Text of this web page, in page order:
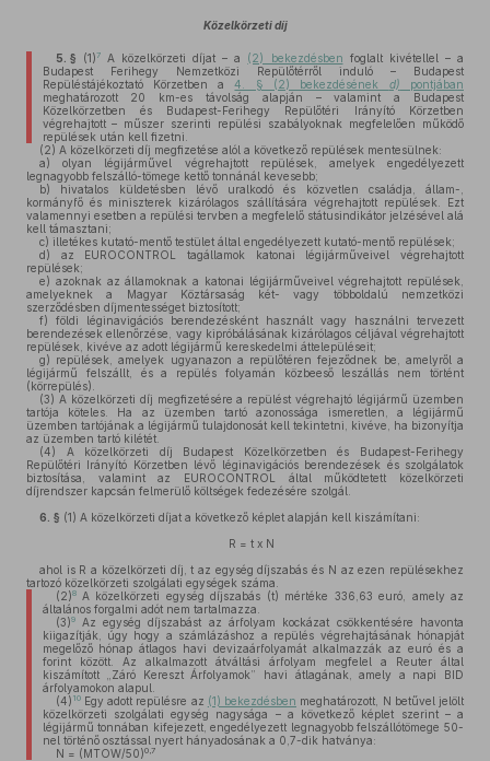
Közelkörzeti díj
5. § (1)7A közelkörzeti díjat – a (2) bekezdésben foglalt kivétellel – a
Budapest Ferihegy Nemzetközi Repülőtérről induló – Budapest
Repüléstájékoztató Körzetben a4. § (2) bekezdésének d) pontjában
meghatározott 20 km-es távolság alapján – valamint a Budapest
Közelkörzetben és Budapest-Ferihegy Repülőtéri Irányító Körzetben
végrehajtott – műszer szerinti repülési szabályoknak megfelelően működő
repülések után kell fizetni.
(2) A közelkörzeti díj megfizetése alól a következő repülések mentesülnek:
a) olyan légijárművel végrehajtott repülések, amelyek engedélyezett
legnagyobb felszálló-tömege kettő tonnánál kevesebb;
b) hivatalos küldetésben lévő uralkodó és közvetlen családja, állam-,
kormányfő és miniszterek kizárólagos szállítására végrehajtott repülések. Ezt
valamennyi esetben a repülési tervben a megfelelő státusindikátor jelzésével alá
kell támasztani;
c) illetékes kutató-mentő testület által engedélyezett kutató-mentő repülések;
d) az EUROCONTROL tagállamok katonai légijárműveivel végrehajtott
repülések;
e) azoknak az államoknak a katonai légijárműveivel végrehajtott repülések,
amelyeknek a Magyar Köztársaság két- vagy többoldalú nemzetközi
szerződésben díjmentességet biztosított;
f) földi léginavigációs berendezésként használt vagy használni tervezett
berendezések ellenőrzése, vagy kipróbálásának kizárólagos céljával végrehajtott
repülések, kivéve az adott légijármű kereskedelmi áttelepüléseit;
g) repülések, amelyek ugyanazon a repülőtéren fejeződnek be, amelyről a
légijármű felszállt, és a repülés folyamán közbeeső leszállás nem történt
(körrepülés).
(3) A közelkörzeti díj megfizetésére a repülést végrehajtó légijármű üzemben
tartója köteles. Ha az üzemben tartó azonossága ismeretlen, a légijármű
üzemben tartójának a légijármű tulajdonosát kell tekintetni, kivéve, ha bizonyítja
az üzemben tartó kilétét.
(4) A közelkörzeti díj Budapest Közelkörzetben és Budapest-Ferihegy
Repülőtéri Irányító Körzetben lévő léginavigációs berendezések és szolgálatok
biztosítása, valamint az EUROCONTROL által működtetett közelkörzeti
díjrendszer kapcsán felmerülő költségek fedezésére szolgál.
6. § (1) A közelkörzeti díjat a következő képlet alapján kell kiszámítani:
R = t x N
ahol is R a közelkörzeti díj, t az egység díjszabás és N az ezen repülésekhez
tartozó közelkörzeti szolgálati egységek száma.
(2)8A közelkörzeti egység díjszabás (t) mértéke 336,63 euró, amely az
általános forgalmi adót nem tartalmazza.
(3)9Az egység díjszabást az árfolyam kockázat csökkentésére havonta
kiigazítják, úgy hogy a számlázáshoz a repülés végrehajtásának hónapját
megelőző hónap átlagos havi devizaárfolyamát alkalmazzák az euró és a
forint között. Az alkalmazott átváltási árfolyam megfelel a Reuter által
kiszámított „Záró Kereszt Árfolyamok” havi átlagának, amely a napi BID
árfolyamokon alapul.
(4) 10Egy adott repülésre az (1) bekezdésben meghatározott, N betűvel jelölt
közelkörzeti szolgálati egység nagysága – a következő képlet szerint – a
légijármű tonnában kifejezett, engedélyezett legnagyobb felszállótömege 50-
nel történő osztással nyert hányadosának a 0,7-dik hatványa:
N = (MTOW/50)0,7